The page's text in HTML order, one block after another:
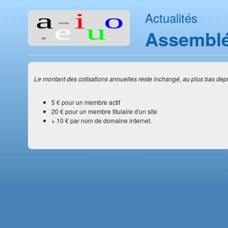
Actualités
Le montant des cotisations annuelles reste inchangé, au plus bas
5 € pour un membre actif
20 € pour un membre titulaire d'un site
+ 10 € par nom de domaine internet.